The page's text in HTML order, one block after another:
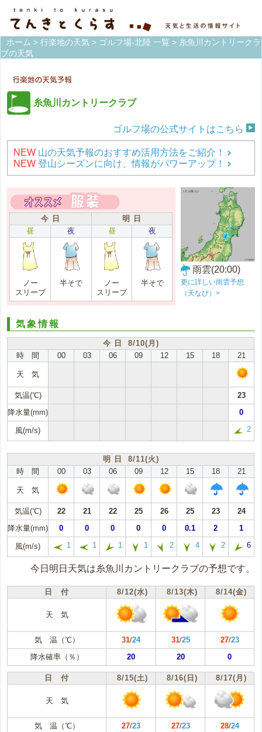
ホーム > 行楽地の天気 > ゴルフ場-北陸 一覧 > 糸魚川カントリークラ
ブの天気
糸魚川カントリークラブ
ゴルフ場の公式サイトはこちら
NEW 山の天気予報のおすすめ活用方法をご紹介！
NEW 登山シーズンに向け、情報がパワーアップ！
今 日
明 日
昼
夜 昼 夜
ノー
スリーブ
半そで
ノー
スリーブ
半そで
雨雲(20:00)
更に詳しい雨雲予想
（天なび）>
気象情報
今 日 8/10(月)
時 間
00 03 06 09 12 15 18 21
天 気
気温(℃)
23
降水量(mm)
0
風(m/s) 2
明 日 8/11(火)
時 間
00 03 06 09 12 15 18 21
天 気
気温(℃) 22 21 22 25 26 25 23
24
降水量(mm)
0 0 0 0 0 0.1 2 1
風(m/s) 1 1 1 1 2 4 2 6
今日明日天気は糸魚川カントリークラブの予想です。
日 付 8/12(水) 8/13(木) 8/14(金)
天 気
気 温（℃） 31/24 31/25 27/23
降水確率（％）
20 20 0
日 付 8/15(土) 8/16(日) 8/17(月)
天 気
気 温（℃） 27/23 27/23 28/24